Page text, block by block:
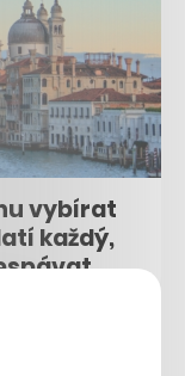
vybírat
každý,